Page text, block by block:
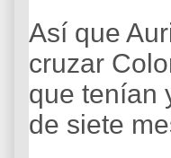
Así que
cruzar
que tenían
de siete